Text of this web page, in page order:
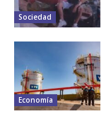
Sociedad
Economía